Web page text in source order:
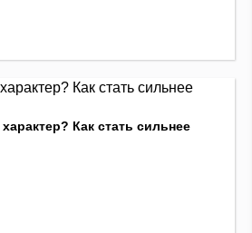
Как стать сильнее